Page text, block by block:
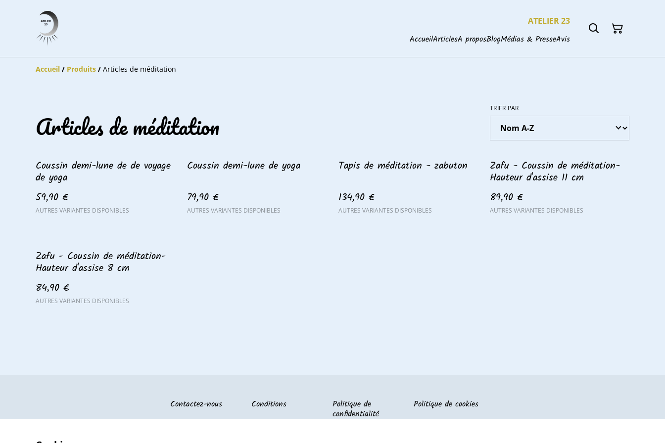
ATELIER 23
AccueilArticlesA proposBlogMédias & PresseAvis
Accueil / Produits / Articles de méditation
Articles de méditation
TRIER PAR
Coussin demi-lune de de voyage
de yoga
59,90 €
AUTRES VARIANTES DISPONIBLES
Coussin demi-lune de yoga
79,90 €
AUTRES VARIANTES DISPONIBLES
Tapis de méditation - zabuton
134,90 €
AUTRES VARIANTES DISPONIBLES
Zafu - Coussin de méditation-
Hauteur d'assise 11 cm
89,90 €
AUTRES VARIANTES DISPONIBLES
Zafu - Coussin de méditation-
Hauteur d'assise 8 cm
84,90 €
AUTRES VARIANTES DISPONIBLES
Contactez-nous Conditions
Politique de
confidentialité
Politique de cookies